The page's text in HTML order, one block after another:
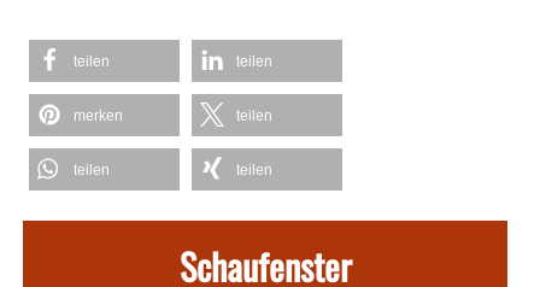
teilen teilen
merken teilen
teilen teilen
Schaufenster